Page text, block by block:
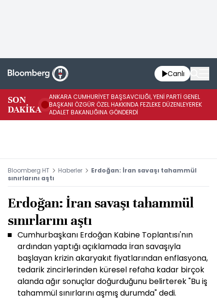
Canlı
SON
DAKİKA
ANKARA CUMHURİYET BAŞSAVCILIĞI, YENİ PARTİ GENEL
BAŞKANI ÖZGÜR ÖZEL HAKKINDA FEZLEKE DÜZENLEYEREK
ADALET BAKANLIĞINA GÖNDERDİ
Bloomberg HT Haberler
Erdoğan: İran savaşı tahammül
sınırlarını aştı
Erdoğan: İran savaşı tahammül
sınırlarını aştı
Cumhurbaşkanı Erdoğan Kabine Toplantısı'nın
ardından yaptığı açıklamada İran savaşıyla
başlayan krizin akaryakıt fiyatlarından enflasyona,
tedarik zincirlerinden küresel refaha kadar birçok
alanda ağır sonuçlar doğurduğunu belirterek "Bu iş
tahammül sınırlarını aşmış durumda" dedi.